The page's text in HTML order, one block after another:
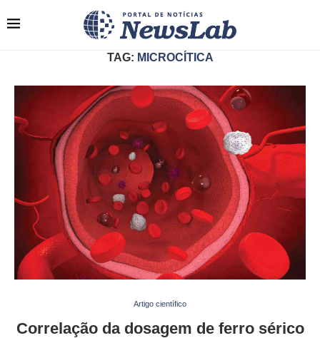
TAG: MICROCÍTICA
Artigo científico
Correlação da dosagem de ferro sérico